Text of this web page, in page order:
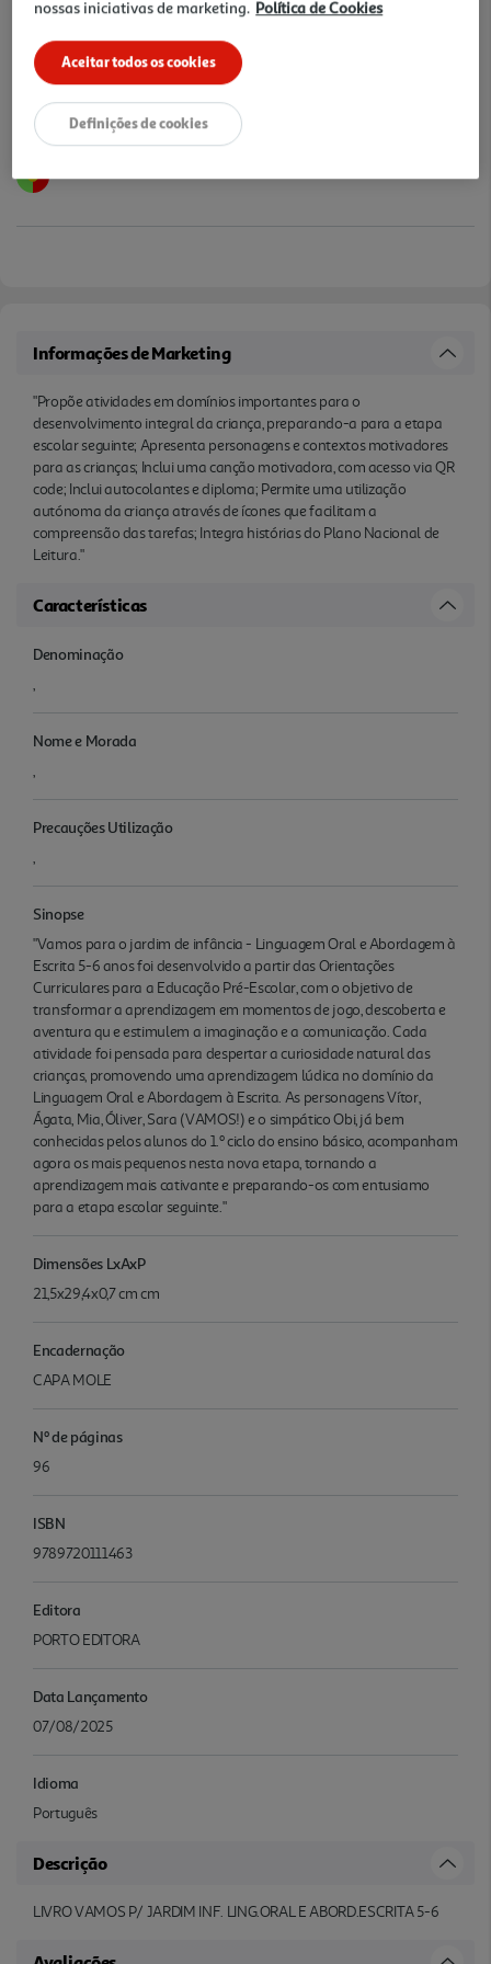
Notas de preparação
Informações de Marketing
"Propõe atividades em domínios importantes para o
desenvolvimento integral da criança, preparando-a para a etapa
escolar seguinte; Apresenta personagens e contextos motivadores
para as crianças; Inclui uma canção motivadora, com acesso via QR
code; Inclui autocolantes e diploma; Permite uma utilização
autónoma da criança através de ícones que facilitam a
compreensão das tarefas; Integra histórias do Plano Nacional de
Leitura."
Características
Denominação
,
Nome e Morada
,
Precauções Utilização
,
Sinopse
"Vamos para o jardim de infância - Linguagem Oral e Abordagem à
Escrita 5-6 anos foi desenvolvido a partir das Orientações
Curriculares para a Educação Pré-Escolar, com o objetivo de
transformar a aprendizagem em momentos de jogo, descoberta e
aventura qu e estimulem a imaginação e a comunicação. Cada
atividade foi pensada para despertar a curiosidade natural das
crianças, promovendo uma aprendizagem lúdica no domínio da
Linguagem Oral e Abordagem à Escrita. As personagens Vítor,
Ágata, Mia, Óliver, Sara (VAMOS!) e o simpático Obi, já bem
conhecidas pelos alunos do 1.º ciclo do ensino básico, acompanham
agora os mais pequenos nesta nova etapa, tornando a
aprendizagem mais cativante e preparando-os com entusiamo
para a etapa escolar seguinte."
Dimensões LxAxP
21,5x29,4x0,7 cm cm
Encadernação
CAPA MOLE
Nº de páginas
96
ISBN
9789720111463
Editora
PORTO EDITORA
Data Lançamento
07/08/2025
Idioma
Português
Descrição
LIVRO VAMOS P/ JARDIM INF. LING.ORAL E ABORD.ESCRITA 5-6
nossas iniciativas de marketing. Política de Cookies
Aceitar todos os cookies
Definições de cookies